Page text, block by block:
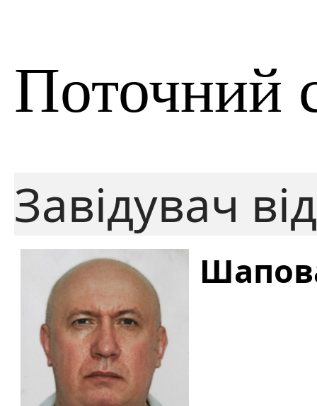
Поточний
Завідувач